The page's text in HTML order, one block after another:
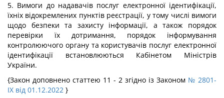
5. Вимоги до надавачів послуг електронної ідентифікації,
їхніх відокремлених пунктів реєстрації, у тому числі вимоги
щодо безпеки та захисту інформації, а також порядок
перевірки їх дотримання, порядок інформування
контролюючого органу та користувачів послуг електронної
ідентифікації встановлюються Кабінетом Міністрів
України.
{Закон доповнено статтею 11 - 2 згідно із Законом № 2801-
IX від 01.12.2022 }